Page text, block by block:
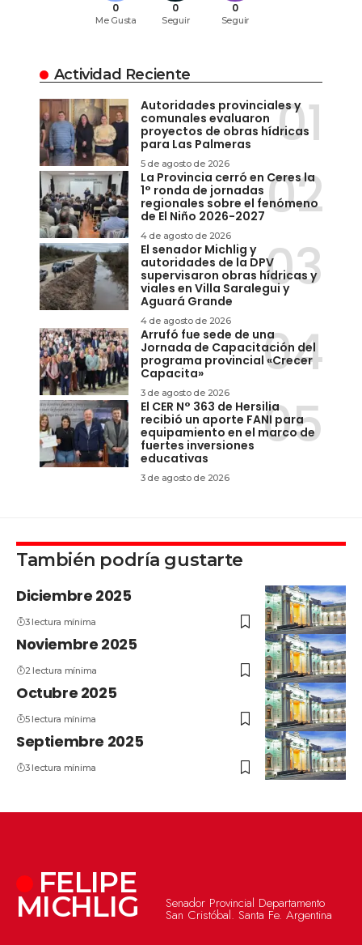
0
Me Gusta
0
Seguir
0
Seguir
Actividad Reciente
Autoridades provinciales y
comunales evaluaron
proyectos de obras hídricas
para Las Palmeras
5 de agosto de 2026
La Provincia cerró en Ceres la
1° ronda de jornadas
regionales sobre el fenómeno
de El Niño 2026-2027
4 de agosto de 2026
El senador Michlig y
autoridades de la DPV
supervisaron obras hídricas y
viales en Villa Saralegui y
Aguará Grande
4 de agosto de 2026
Arrufó fue sede de una
Jornada de Capacitación del
programa provincial «Crecer
Capacita»
3 de agosto de 2026
El CER N° 363 de Hersilia
recibió un aporte FANI para
equipamiento en el marco de
fuertes inversiones
educativas
3 de agosto de 2026
También podría gustarte
Diciembre 2025
3 lectura mínima
Noviembre 2025
2 lectura mínima
Octubre 2025
5 lectura mínima
Septiembre 2025
3 lectura mínima
FELIPE
MICHLIG Senador Provincial Departamento
San Cristóbal. Santa Fe. Argentina